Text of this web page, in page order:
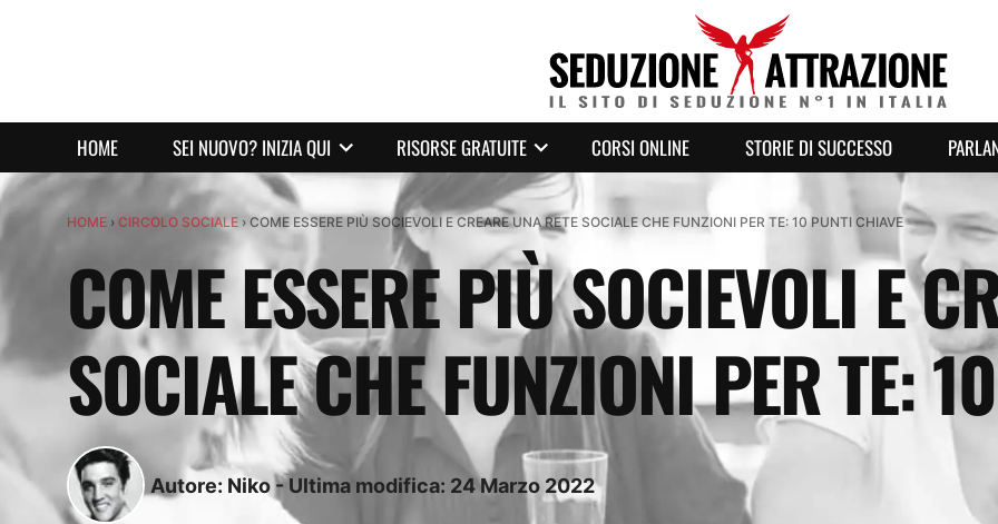
HOME SEI NUOVO? INIZIA QUI RISORSE GRATUITE CORSI ONLINE STORIE DI SUCCESSO
HOME ›CIRCOLO SOCIALE ›COME ESSERE PIÙ SOCIEVOLI E CREARE UNA RETE SOCIALE CHE FUNZIONI PER TE: 10 PUNTI CHIAVE
COME ESSERE PIÙ SOCIEVOLI E
SOCIALE CHE FUNZIONI PER TE:
Autore: Niko -Ultima modifica: 24 Marzo 2022